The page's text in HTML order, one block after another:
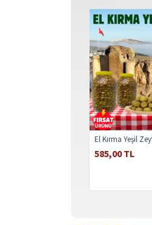
El Kırma Yeşil
585,00 TL